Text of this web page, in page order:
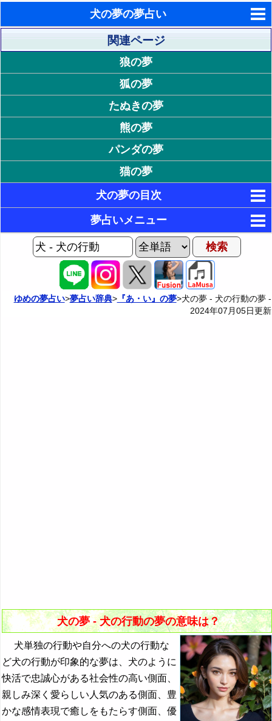
犬の夢の夢占い
東洋・西洋占星術
ホラリー占星術
手相占いで未来診断
タロットカードで無料占い
命名の姓名判断
飛星派風水で住宅開運
男と女の心理学と心理テスト
関連ページ
狼の夢
狐の夢
たぬきの夢
熊の夢
パンダの夢
猫の夢
犬の夢の目次
1. 犬の行動が印象的な夢
2. 犬がジャンプする夢・犬が飛び跳ねる夢 - 飛躍する
満足感
3. 犬が飛ぶ夢 - 目指す目標や自由
4. 犬が獲物を捕まえる夢 - 目標達成意欲
18. 犬が暴れる夢 - 不快感と信頼喪失
19. 犬が歩く夢 - 様々な人生の歩み
20. 犬が走る夢 - 目標達成状況
21. 犬が泳ぐ夢 - 潜在能力の活用状況
22. 犬が嘘をつく夢 - 責任感や倫理観の重要性
25. 自分への犬の行動が印象的な夢
26. 犬に怒られる夢 - 力を借りて成長
27. 犬に襲われる夢 - 脅威やプレッシャー
41. 犬に嘘をつかれる夢 - 責任感や倫理観の重要性
42. 犬に浮気される夢 - 不信感や不安
43. 犬に無視される夢 - 自己表現不足や不安
44. 犬に食べられる夢 - 脅威と現実逃避
45. 犬に嫉妬される夢 - 独占欲や虚栄心
1P: 犬の夢Home
2P: 感情や犬の状況の夢
夢占いメニュー
AIゆめの夢占いチャット
夢占い掲示板
『く・け』の夢
『こ』から始まる夢
『さ』から始まる夢
『し』から始まる夢
『す～そ』の夢
ゆめの夢占い>夢占い辞典>『あ・い』の夢>犬の夢 - 犬の行動の夢 -
2024年07月05日更新
犬の夢 - 犬の行動の夢の意味は？
犬単独の行動や自分への犬の行動な
ど犬の行動が印象的な夢は、犬のように
快活で忠誠心がある社会性の高い側面、
親しみ深く愛らしい人気のある側面、豊
かな感情表現で癒しをもたらす側面、優